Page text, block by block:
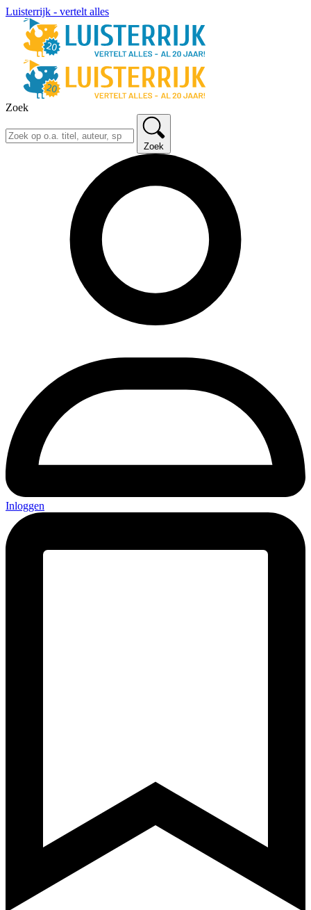
Luisterrijk - vertelt alles
Zoek
Zoek
Inloggen